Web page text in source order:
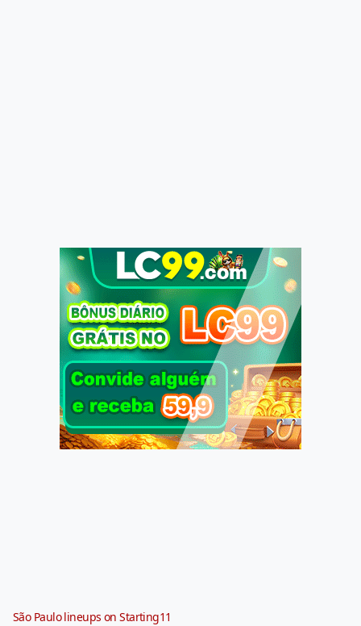
São Paulo lineups on Starting11